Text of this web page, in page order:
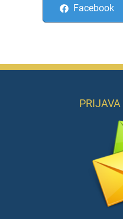
Facebook